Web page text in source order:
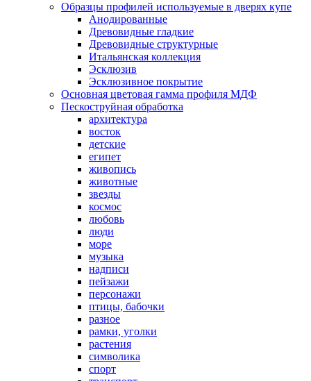
Образцы профилей используемые в дверях купе
Анодированные
Древовидные гладкие
Древовидные структурные
Итальянская коллекция
Эсклюзив
Эсклюзивное покрытие
Основная цветовая гамма профиля МДФ
Пескоструйная обработка
архитектура
восток
детские
египет
живопись
животные
звезды
космос
любовь
люди
море
музыка
надписи
пейзажи
персонажи
птицы, бабочки
разное
рамки, уголки
растения
символика
спорт